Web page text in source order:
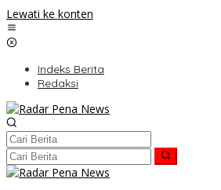
Lewati ke konten
Indeks Berita
Redaksi